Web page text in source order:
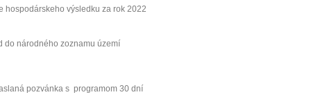
hospodárskeho výsledku za rok 2022
do národného zoznamu území
pozvánka s programom 30 dní